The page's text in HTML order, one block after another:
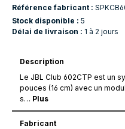
Référence fabricant :
Stock disponible : 5
Délai de livraison : 1 à 2 jours
Description
Le JBL Club 602CTP est un
pouces (16 cm) avec un
s… Plus
Fabricant